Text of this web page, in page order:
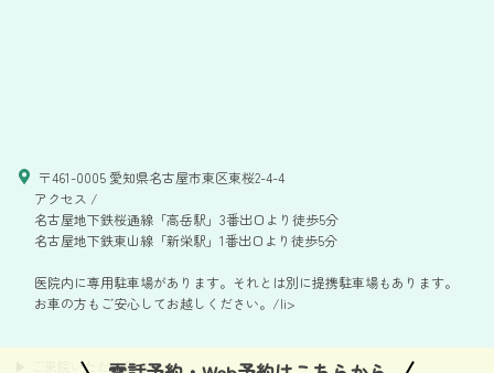
〒461-0005 愛知県名古屋市東区東桜2-4-4
アクセス /
名古屋地下鉄桜通線「高岳駅」3番出口より徒歩5分
名古屋地下鉄東山線「新栄駅」1番出口より徒歩5分
医院内に専用駐車場があります。それとは別に提携駐車場もあります。
お車の方もご安心してお越しください。/li>
▶ ご来院いただく皆さまへ<